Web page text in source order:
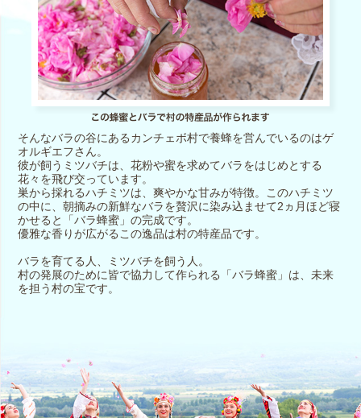
そんなバラの谷にあるカンチェボ村で養蜂を営んでいるのはゲ
オルギエフさん。
彼が飼うミツバチは、花粉や蜜を求めてバラをはじめとする
花々を飛び交っています。
巣から採れるハチミツは、爽やかな甘みが特徴。このハチミツ
の中に、朝摘みの新鮮なバラを贅沢に染み込ませて2ヵ月ほど寝
かせると「バラ蜂蜜」の完成です。
優雅な香りが広がるこの逸品は村の特産品です。
バラを育てる人、ミツバチを飼う人。
村の発展のために皆で協力して作られる「バラ蜂蜜」は、未来
を担う村の宝です。